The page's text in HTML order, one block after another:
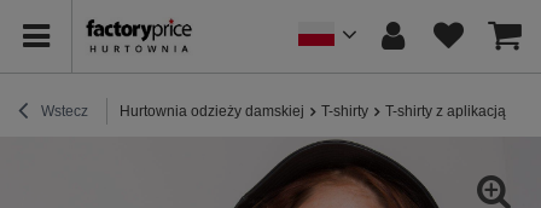
Wstecz Hurtownia odzieży damskiej T-shirty T-shirty z aplikacją